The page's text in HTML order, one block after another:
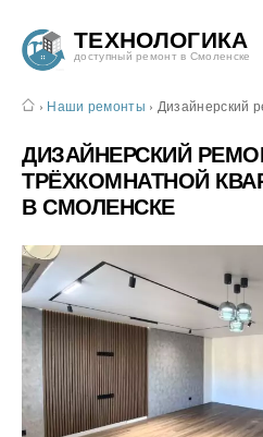
ТЕХНОЛОГИКА
доступный ремонт в Смоленске
› Наши ремонты › Дизайнерский ремонт
ДИЗАЙНЕРСКИЙ
ТРЁХКОМНАТНОЙ
В СМОЛЕНСКЕ